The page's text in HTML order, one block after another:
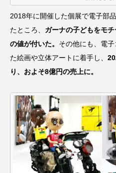
2018年に開催した個展で電子部
たところ、 ガーナの子どもをモ
の値が付いた。 その他にも、電
た絵画や立体アートに着手し、
り、およそ8億円の売上に。